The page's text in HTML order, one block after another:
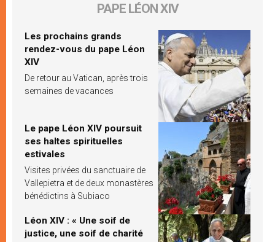
PAPE LÉON XIV
Les prochains grands
rendez-vous du pape Léon
XIV
De retour au Vatican, après trois
semaines de vacances
Le pape Léon XIV poursuit
ses haltes spirituelles
estivales
Visites privées du sanctuaire de
Vallepietra et de deux monastères
bénédictins à Subiaco
Léon XIV : « Une soif de
justice, une soif de charité